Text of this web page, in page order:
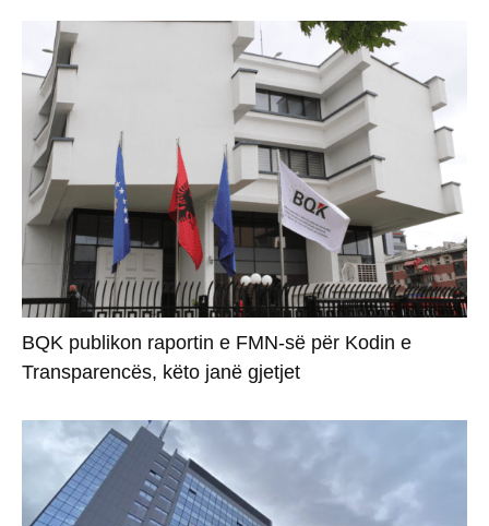
BQK publikon raportin e FMN-së për Kodin e
Transparencës, këto janë gjetjet